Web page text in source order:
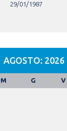
29/01/1987
AGOSTO: 2026
M G V